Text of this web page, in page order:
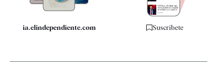
ia.elindependiente.com Suscríbete